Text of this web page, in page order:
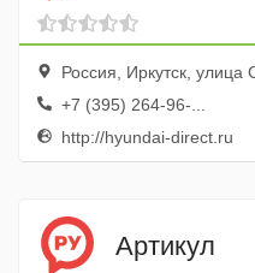
Россия, Иркутск, улица
+7 (395) 264-96-...
http://hyundai-direct.ru
Артикул